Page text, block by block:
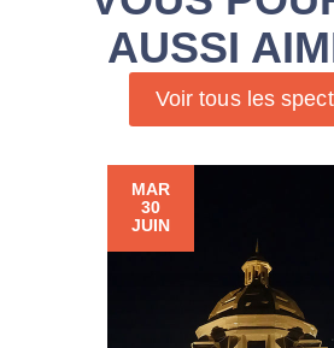
AUSSI
Voir tous les
MAR
30
JUIN